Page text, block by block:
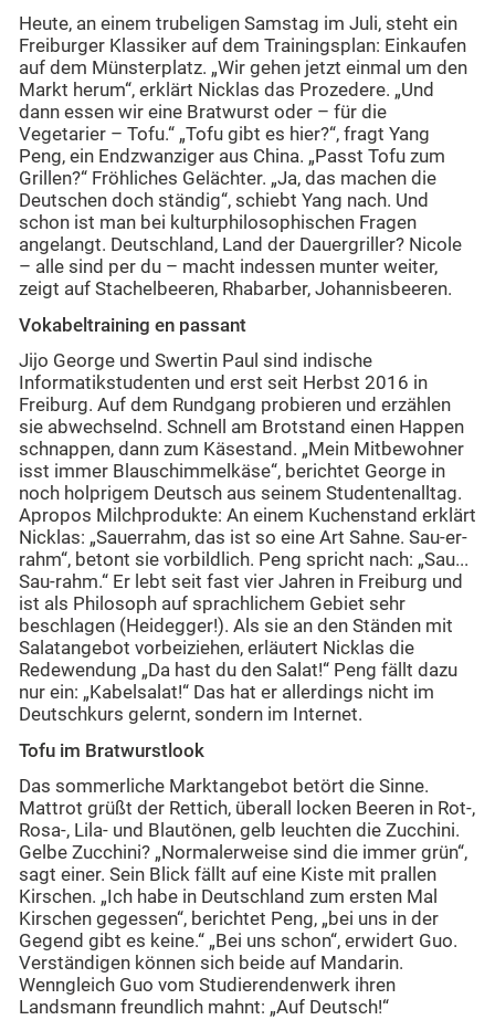
Heute, an einem trubeligen Samstag im Juli, steht ein
Freiburger Klassiker auf dem Trainingsplan: Einkaufen
auf dem Münsterplatz. „Wir gehen jetzt einmal um den
Markt herum“, erklärt Nicklas das Prozedere. „Und
dann essen wir eine Bratwurst oder – für die
Vegetarier – Tofu.“ „Tofu gibt es hier?“, fragt Yang
Peng, ein Endzwanziger aus China. „Passt Tofu zum
Grillen?“ Fröhliches Gelächter. „Ja, das machen die
Deutschen doch ständig“, schiebt Yang nach. Und
schon ist man bei kulturphilosophischen Fragen
angelangt. Deutschland, Land der Dauergriller? Nicole
– alle sind per du – macht indessen munter weiter,
zeigt auf Stachelbeeren, Rhabarber, Johannisbeeren.
Vokabeltraining en passant
Jijo George und Swertin Paul sind indische
Informatikstudenten und erst seit Herbst 2016 in
Freiburg. Auf dem Rundgang probieren und erzählen
sie abwechselnd. Schnell am Brotstand einen Happen
schnappen, dann zum Käsestand. „Mein Mitbewohner
isst immer Blauschimmelkäse“, berichtet George in
noch holprigem Deutsch aus seinem Studentenalltag.
Apropos Milchprodukte: An einem Kuchenstand erklärt
Nicklas: „Sauerrahm, das ist so eine Art Sahne. Sau-er-
rahm“, betont sie vorbildlich. Peng spricht nach: „Sau...
Sau-rahm.“ Er lebt seit fast vier Jahren in Freiburg und
ist als Philosoph auf sprachlichem Gebiet sehr
beschlagen (Heidegger!). Als sie an den Ständen mit
Salatangebot vorbeiziehen, erläutert Nicklas die
Redewendung „Da hast du den Salat!“ Peng fällt dazu
nur ein: „Kabelsalat!“ Das hat er allerdings nicht im
Deutschkurs gelernt, sondern im Internet.
Tofu im Bratwurstlook
Das sommerliche Marktangebot betört die Sinne.
Mattrot grüßt der Rettich, überall locken Beeren in Rot-,
Rosa-, Lila- und Blautönen, gelb leuchten die Zucchini.
Gelbe Zucchini? „Normalerweise sind die immer grün“,
sagt einer. Sein Blick fällt auf eine Kiste mit prallen
Kirschen. „Ich habe in Deutschland zum ersten Mal
Kirschen gegessen“, berichtet Peng, „bei uns in der
Gegend gibt es keine.“ „Bei uns schon“, erwidert Guo.
Verständigen können sich beide auf Mandarin.
Wenngleich Guo vom Studierendenwerk ihren
Landsmann freundlich mahnt: „Auf Deutsch!“